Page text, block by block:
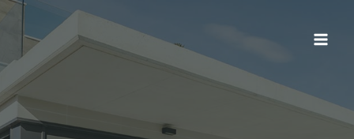
Aller
contenu